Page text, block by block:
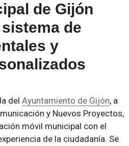
de Gijón
de
y
del Ayuntamiento de Gijón, a
y Nuevos Proyectos,
móvil municipal con el
de la ciudadanía. Se